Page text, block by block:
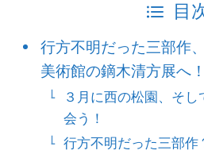
目
行方不明だった三部作
美術館の鏑木清方展へ！
３月に西の松園、そ
会う！
行方不明だった三部作